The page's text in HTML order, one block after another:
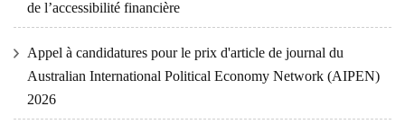
de l’accessibilité financière
Appel à candidatures pour le prix d'article de journal du
Australian International Political Economy Network (AIPEN)
2026